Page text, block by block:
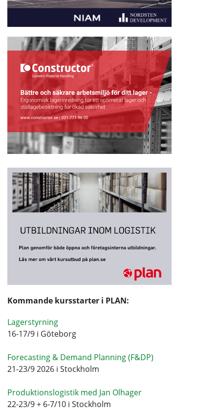
Kommande kursstarter i PLAN:
Lagerstyrning
16-17/9 i Göteborg
Forecasting & Demand Planning (F&DP)
21-23/9 2026 i Stockholm
Produktionslogistik med Jan Olhager
22-23/9 + 6-7/10 i Stockholm